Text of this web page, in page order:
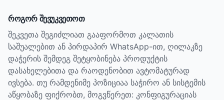
როგორ შევუკვეთოთ
შეკვეთა შეგიძლიათ გააფორმოთ კალათის
საშუალებით ან პირდაპირ WhatsApp-ით, ღილაკზე
დაჭერის შემდეგ შეტყობინება პროდუქტის
დასახელებითა და რაოდენობით ავტომატურად
ივსება. თუ რამდენიმე პოზიციაა საჭირო ან სისტემის
აწყობაზე ფიქრობთ, მოგვწერეთ: კონფიგურაციას